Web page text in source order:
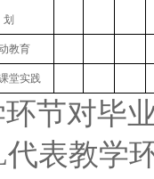
划
教育
堂实践
节对毕
表教学